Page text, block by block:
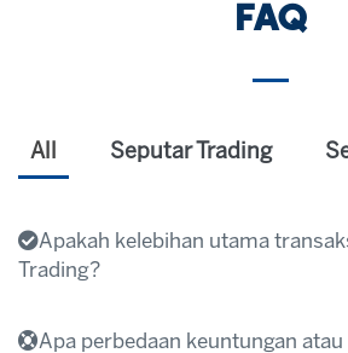
FAQ
All Seputar Trading
Apakah kelebihan utama
Trading?
Transaksi dapat dilakukan 2
Apa perbedaan keuntungan